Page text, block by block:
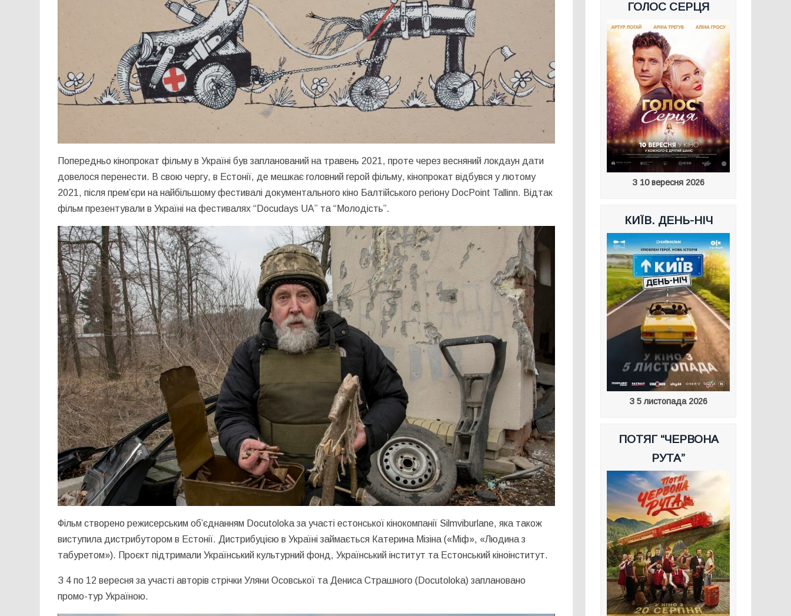
Попередньо кінопрокат фільму в Україні був запланований на травень 2021, проте через весняний локдаун дати
довелося перенести. В свою чергу, в Естонії, де мешкає головний герой фільму, кінопрокат відбувся у лютому
2021, після прем’єри на найбільшому фестивалі документального кіно Балтійського регіону DocPoint Tallinn. Відтак
фільм презентували в Україні на фестивалях “Docudays UA” та “Mолодість”.
Фільм створено режисерським об’єднанням Docutoloka за участі естонської кінокомпанії Silmviburlane, яка також
виступила дистрибутором в Естонії. Дистрибуцією в Україні займається Катерина Мізіна («Міф», «Людина з
табуретом»). Проєкт підтримали Український культурний фонд, Український інститут та Естонський кіноінститут.
З 4 по 12 вересня за участі авторів стрічки Уляни Осовської та Дениса Страшного (Docutoloka) заплановано
промо-тур Україною.
ГОЛОС СЕРЦЯ
З 10 вересня 2026
КИЇВ. ДЕНЬ-НІЧ
З 5 листопада 2026
ПОТЯГ “ЧЕРВОНА
РУТА”